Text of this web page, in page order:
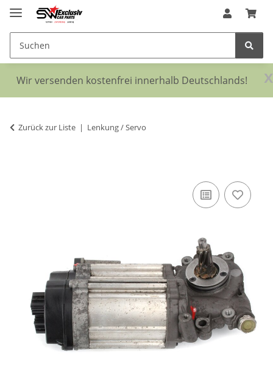
x
Wir versenden kostenfrei innerhalb Deutschlands!
Zurück zur Liste Lenkung / Servo